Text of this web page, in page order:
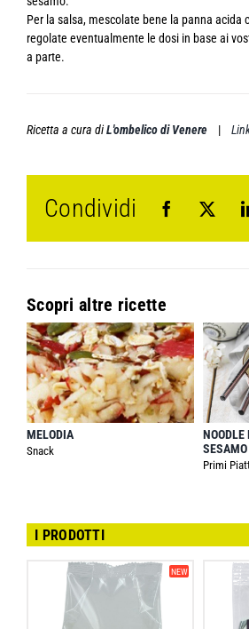
Per la salsa, mescolate bene la panna acida
regolate eventualmente le dosi in base ai
a parte.
Ricetta a cura diL'ombelico di Venere |
Condividi
Scopri altre ricette
MELODIA
Snack
SESAMO
Primi
I PRODOTTI
NEW